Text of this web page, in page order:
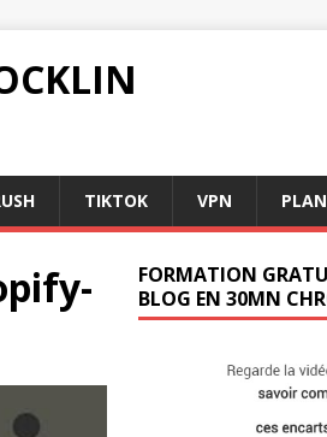
TIKTOK VPN
FORMATION
BLOG EN 30MN